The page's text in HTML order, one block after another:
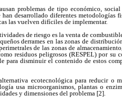
problemas de tipo económico,
desarrollado diferentes metodologías
las vuelven difíciles de implementar.
de riesgo es la venta de
derrames en las zonas de
de las zonas de
residuos peligrosos (RESPEL) por
para disminuir el contenido de estos
ecotecnológica para reducir o
usa microorganismos, plantas o
y dimensiones del problema [2].